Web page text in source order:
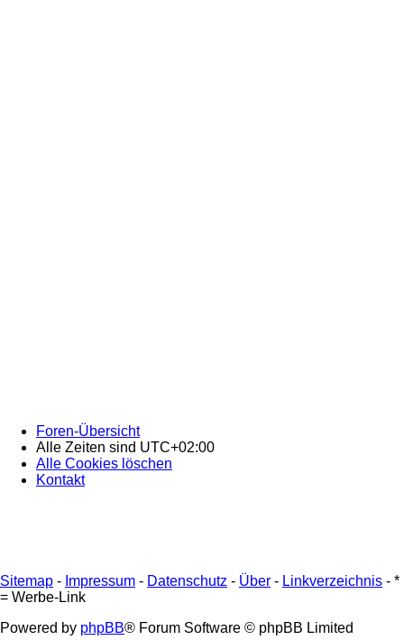
Foren-Übersicht
Alle Zeiten sind UTC+02:00
Alle Cookies löschen
Kontakt
Sitemap - Impressum - Datenschutz - Über - Linkverzeichnis - *
= Werbe-Link
Powered by phpBB® Forum Software © phpBB Limited